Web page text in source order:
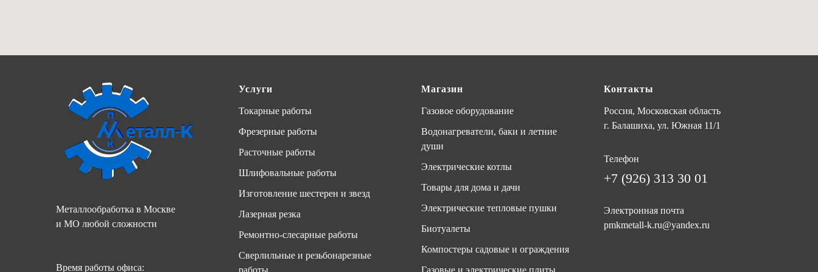
Металлообработка в Москве
и МО любой сложности
Время работы офиса:
Услуги
Токарные работы
Фрезерные работы
Расточные работы
Шлифовальные работы
Изготовление шестерен и звезд
Лазерная резка
Ремонтно-слесарные работы
Сверлильные и резьбонарезные
работы
Магазин
Газовое оборудование
Водонагреватели, баки и летние
души
Электрические котлы
Товары для дома и дачи
Электрические тепловые пушки
Биотуалеты
Компостеры садовые и ограждения
Газовые и электрические плиты
Контакты
Россия, Московская область
г. Балашиха, ул. Южная 11/1
Телефон
+7 (926) 313 30 01
Электронная почта
pmkmetall-k.ru@yandex.ru